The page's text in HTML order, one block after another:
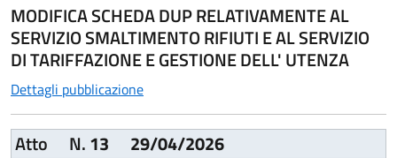
MODIFICA SCHEDA DUP RELATIVAMENTE AL
SERVIZIO SMALTIMENTO RIFIUTI E AL SERVIZIO
DI TARIFFAZIONE E GESTIONE DELL' UTENZA
Dettagli pubblicazione
Atto N.13
29/04/2026